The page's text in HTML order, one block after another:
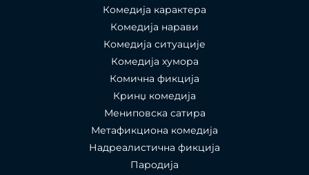
Комедија карактера
Комедија нарави
Комедија ситуације
Комедија хумора
Комична фикција
Кринџ комедија
Мениповска сатира
Метафикциона комедија
Надреалистична фикција
Пародија